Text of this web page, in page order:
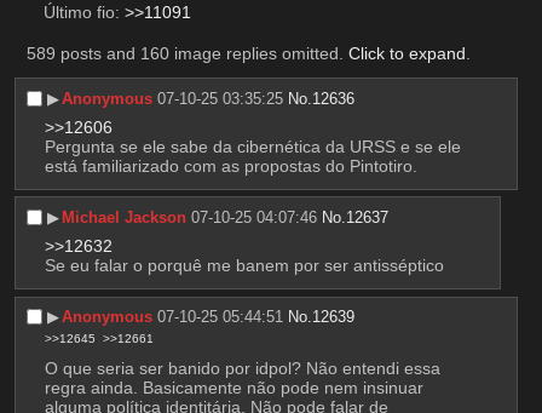
Último fio: >>11091
589 posts and 160 image replies omitted. Click to expand
▶︎Anonymous 07-10-25 03:35:25 No. 12636
>>12606
Pergunta se ele sabe da cibernética da URSS e se ele
está familiarizado com as propostas do Pintotiro.
▶︎ Michael Jackson 07-10-25 04:07:46 No. 12637
>>12632
Se eu falar o porquê me banem por ser antisséptico
▶︎Anonymous 07-10-25 05:44:51 No. 12639
>>12645 >>12661
O que seria ser banido por idpol? Não entendi essa
regra ainda. Basicamente não pode nem insinuar
alguma política identitária. Não pode falar de